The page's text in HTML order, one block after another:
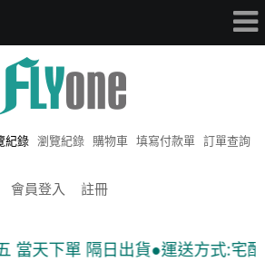
紀錄 瀏覽紀錄 購物車 填寫付款單 訂單查詢
會員登入 註冊
天下單 隔日出貨●運送方式:宅配